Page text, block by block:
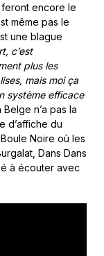
encore le
même pas le
une blague
c’est
plus les
mais moi ça
système efficace
n’a pas la
d’affiche du
Noire où les
Dans Dans
à écouter avec